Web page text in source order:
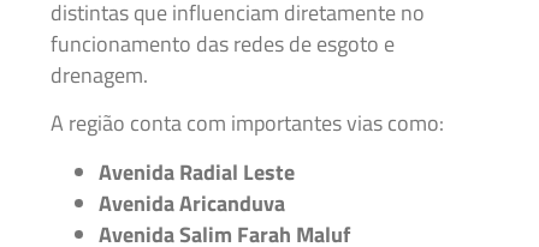
distintas que influenciam diretamente no
funcionamento das redes de esgoto e
drenagem.
A região conta com importantes vias como:
Avenida Radial Leste
Avenida Aricanduva
Avenida Salim Farah Maluf